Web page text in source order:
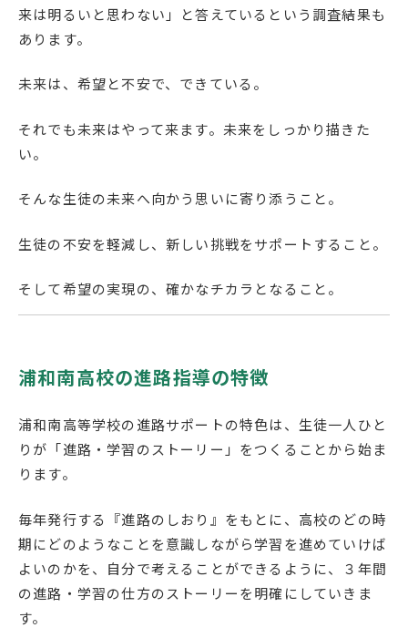
English
プライバシーポリシー
来は明るいと思わない」と答えているという調査結果も
あります。
未来は、希望と不安で、できている。
それでも未来はやって来ます。未来をしっかり描きた
い。
そんな生徒の未来へ向かう思いに寄り添うこと。
生徒の不安を軽減し、新しい挑戦をサポートすること。
そして希望の実現の、確かなチカラとなること。
浦和南高校の進路指導の特徴
浦和南高等学校の進路サポートの特色は、生徒一人ひと
りが「進路・学習のストーリー」をつくることから始ま
ります。
毎年発行する『進路のしおり』をもとに、高校のどの時
期にどのようなことを意識しながら学習を進めていけば
よいのかを、自分で考えることができるように、３年間
の進路・学習の仕方のストーリーを明確にしていきま
す。